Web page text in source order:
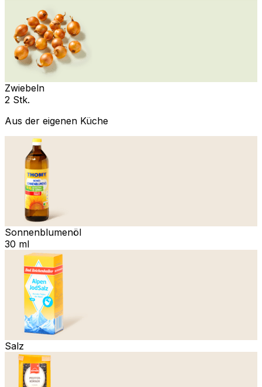
Zwiebeln
2 Stk.
Aus der eigenen Küche
Sonnenblumenöl
30 ml
Salz